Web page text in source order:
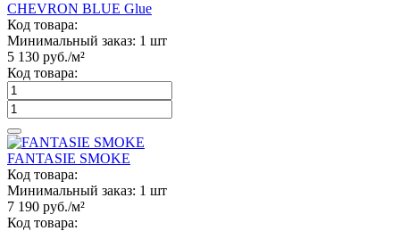
CHEVRON BLUE Glue
Код товара:
Минимальный заказ: 1 шт
5 130 руб./м²
Код товара:
FANTASIE SMOKE
Код товара:
Минимальный заказ: 1 шт
7 190 руб./м²
Код товара: